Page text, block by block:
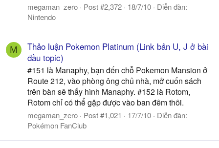
megaman_zero Post #2,372 18/7/10
Diễn đàn:
Nintendo
M
Thảo luận Pokemon Platinum (Link bản U, J ở bài
đầu topic)
#151 là Manaphy, bạn đến chỗ Pokemon Mansion ở
Route 212, vào phòng ông chủ nhà, mở cuốn sách
trên bàn sẽ thấy hình Manaphy. #152 là Rotom,
Rotom chỉ có thể gặp được vào ban đêm thôi.
megaman_zero Post #1,021 17/7/10
Diễn đàn:
Pokémon FanClub